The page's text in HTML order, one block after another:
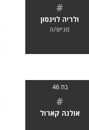
#
ולריה לוינסון
מגיש/ה
בת 46
#
אולנה קארול